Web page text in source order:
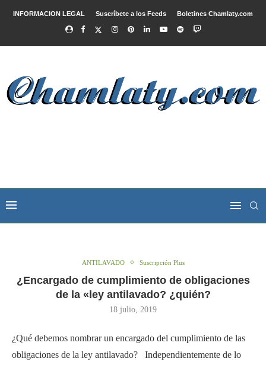
INFORMACION LEGAL Suscríbete a los Feeds Boletines Chamlaty.com
ANTILAVADO Suscripción Plus
¿Encargado de cumplimiento de obligaciones
de la «ley antilavado? ¿quién?
18 julio, 2019
¿Qué debemos nombrar un encargado del cumplimiento de las
obligaciones de la ley antilavado? Independientemente de lo